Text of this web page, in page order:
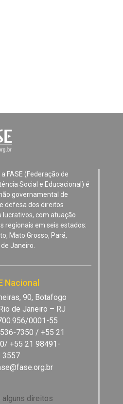
FASE (Federação de
Social e Educacional) é
governamental de
defesa dos direitos
lucrativos, com atuação
regionais em seis estados:
Mato Grosso, Pará,
Janeiro.
Nacional
90, Botafogo
de Janeiro – RJ
0001-55
7350 / +55 21
+55 21 98491-
3557
alguns direitos